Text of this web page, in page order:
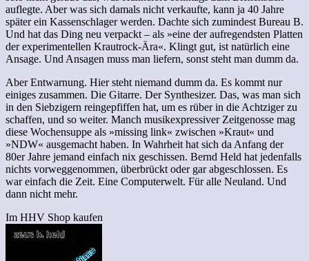
auflegte. Aber was sich damals nicht verkaufte, kann ja 40 Jahre
später ein Kassenschlager werden. Dachte sich zumindest Bureau B.
Und hat das Ding neu verpackt – als »eine der aufregendsten Platten
der experimentellen Krautrock-Ära«. Klingt gut, ist natürlich eine
Ansage. Und Ansagen muss man liefern, sonst steht man dumm da.
Aber Entwarnung. Hier steht niemand dumm da. Es kommt nur
einiges zusammen. Die Gitarre. Der Synthesizer. Das, was man sich
in den Siebzigern reingepfiffen hat, um es rüber in die Achtziger zu
schaffen, und so weiter. Manch musikexpressiver Zeitgenosse mag
diese Wochensuppe als »missing link« zwischen »Kraut« und
»NDW« ausgemacht haben. In Wahrheit hat sich da Anfang der
80er Jahre jemand einfach nix geschissen. Bernd Held hat jedenfalls
nichts vorweggenommen, überbrückt oder gar abgeschlossen. Es
war einfach die Zeit. Eine Computerwelt. Für alle Neuland. Und
dann nicht mehr.
Im HHV Shop kaufen